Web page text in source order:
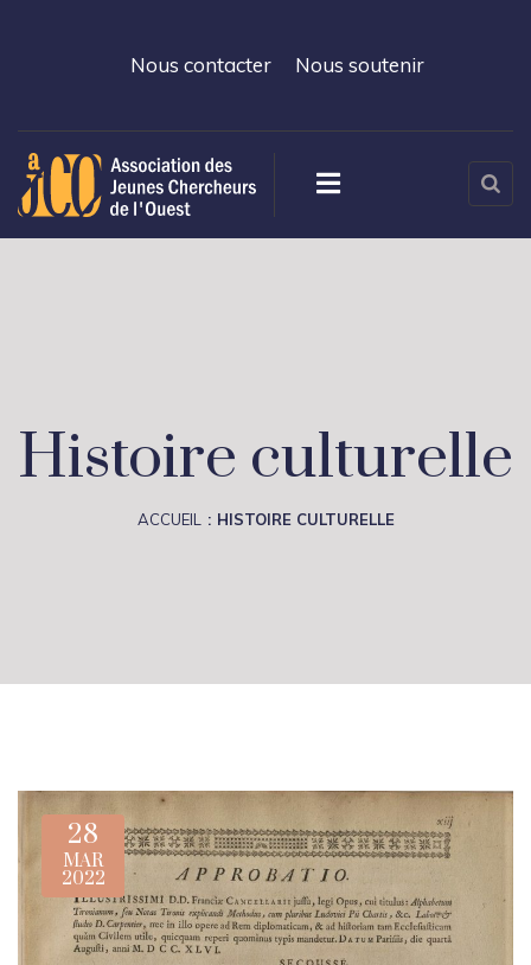
Nous contacter Nous soutenir
Histoire culturelle
ACCUEIL HISTOIRE CULTURELLE
28
MAR
2022